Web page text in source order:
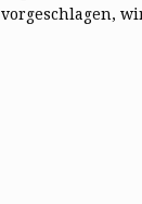
vorgeschlagen,